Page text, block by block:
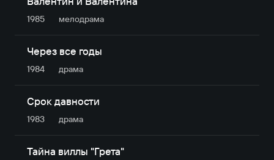
1985 мелодрама
Через все годы
1984 драма
Срок давности
1983 драма
Тайна виллы "Грета"